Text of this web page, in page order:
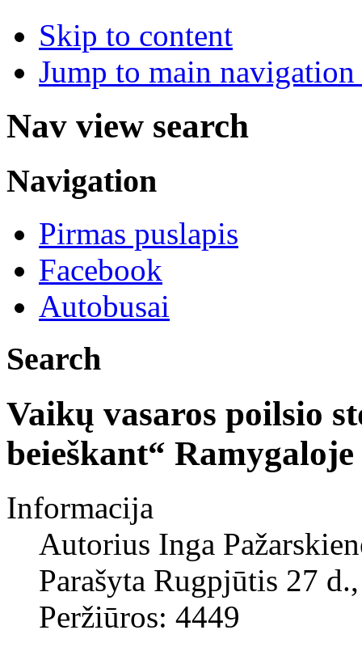
Skip to content
Jump to main
Nav view search
Navigation
Pirmas puslapis
Facebook
Autobusai
Search
Vaikų vasaros poilsio
beieškant“ Ramygaloje
Informacija
Autorius Inga
Parašyta Rugpjūtis 27
Peržiūros: 4449